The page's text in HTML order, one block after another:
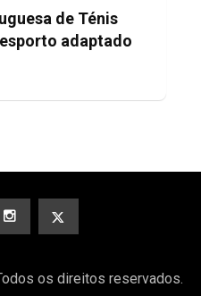
de Ténis
adaptado
os direitos reservados.